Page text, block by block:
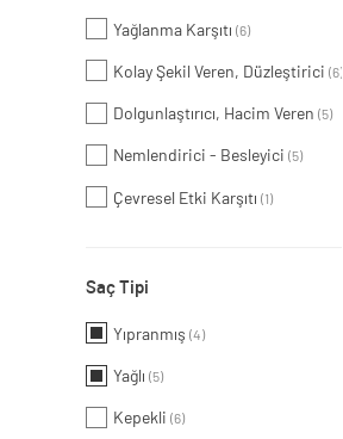
Yağlanma Karşıtı (6)
Kolay Şekil Veren, Düzleştirici (6)
Dolgunlaştırıcı, Hacim Veren (5)
Nemlendirici - Besleyici (5)
Çevresel Etki Karşıtı (1)
Saç Tipi
Yıpranmış (4)
Yağlı (5)
Kepekli (6)